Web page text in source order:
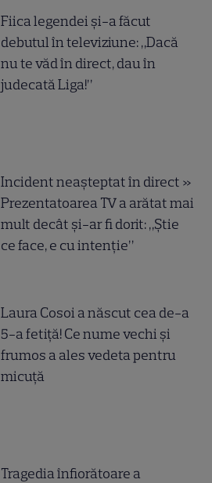
Fiica legendei și-a făcut
debutul în televiziune: „Dacă
nu te văd în direct, dau în
judecată Liga!”
Incident neașteptat în direct »
Prezentatoarea TV a arătat mai
mult decât și-ar fi dorit: „Știe
ce face, e cu intenție”
Laura Cosoi a născut cea de-a
5-a fetiță! Ce nume vechi și
frumos a ales vedeta pentru
micuță
Tragedia înfiorătoare a